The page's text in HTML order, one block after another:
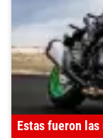
Estas fueron